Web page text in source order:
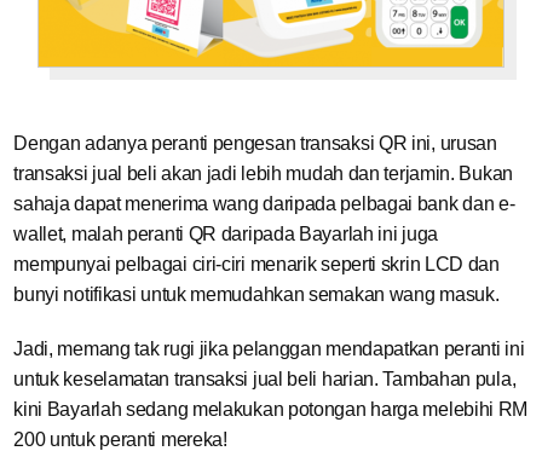
Dengan adanya peranti pengesan transaksi QR ini, urusan
transaksi jual beli akan jadi lebih mudah dan terjamin. Bukan
sahaja dapat menerima wang daripada pelbagai bank dan e-
wallet, malah peranti QR daripada Bayarlah ini juga
mempunyai pelbagai ciri-ciri menarik seperti skrin LCD dan
bunyi notifikasi untuk memudahkan semakan wang masuk.
Jadi, memang tak rugi jika pelanggan mendapatkan peranti ini
untuk keselamatan transaksi jual beli harian. Tambahan pula,
kini Bayarlah sedang melakukan potongan harga melebihi RM
200 untuk peranti mereka!